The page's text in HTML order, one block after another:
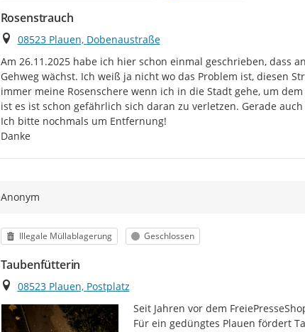
Rosenstrauch
Ort
08523 Plauen, Dobenaustraße
Am 26.11.2025 habe ich hier schon einmal geschrieben, dass
Gehweg wächst. Ich weiß ja nicht wo das Problem ist, diesen
immer meine Rosenschere wenn ich in die Stadt gehe, um
ist es ist schon gefährlich sich daran zu verletzen. Gerade
Ich bitte nochmals um Entfernung!
Danke
Anonym
Kategorie
Illegale Müllablagerung Status
Geschlossen
Taubenfütterin
Ort
08523 Plauen, Postplatz
Seit Jahren vor dem
Für ein gedüngtes Plauen fördert